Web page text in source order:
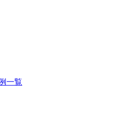
一覧